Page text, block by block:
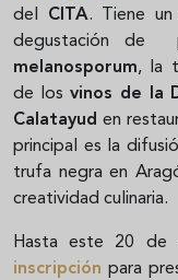
del CITA. Tiene un
degustación de
melanosporum, la
de los vinos de la
Calatayud en
principal es la
trufa negra en
creatividad culinaria.
Hasta este 20 de
inscripción para